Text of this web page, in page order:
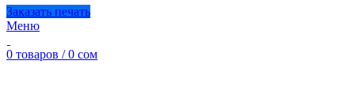
Заказать печать
Меню
0 товаров / 0 сом